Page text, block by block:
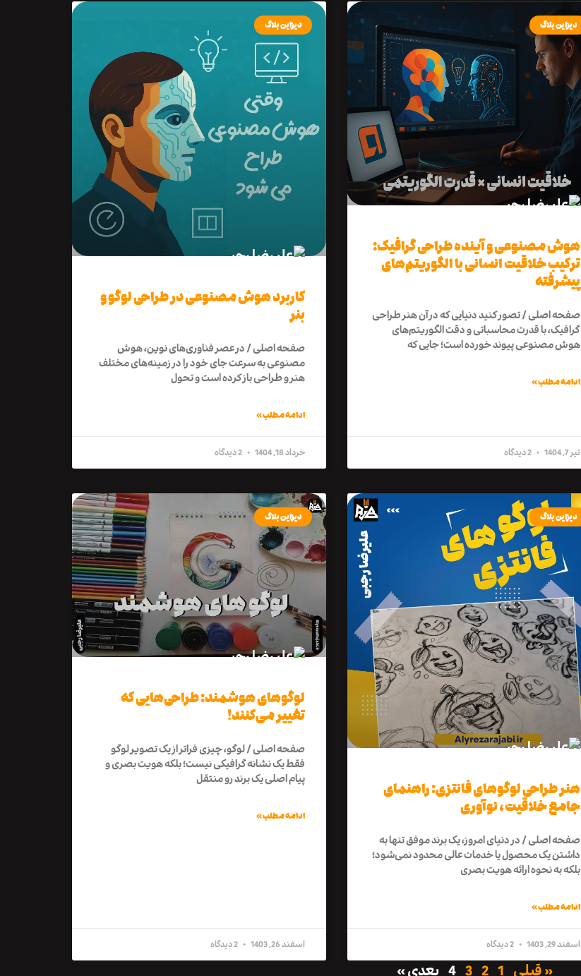
دیزاین بلاگ
هوش مصنوعی و آینده طراحی گرافیک:
ترکیب خلاقیت انسانی با الگوریتم‌های
پیشرفته
صفحه اصلی / تصور کنید دنیایی که در آن هنر طراحی
گرافیک، با قدرت محاسباتی و دقت الگوریتم‌های
هوش مصنوعی پیوند خورده است؛ جایی که
ادامه مطلب »
تیر 7, 1404
دیزاین بلاگ
کاربرد هوش مصنوعی در طراحی لوگو و
بنر
صفحه اصلی / در عصر فناوری‌های نوین، هوش
مصنوعی به سرعت جای خود را در زمینه‌های مختلف
هنر و طراحی باز کرده است و تحول
ادامه مطلب »
خرداد 18, 1404
دیزاین بلاگ
هنر طراحی لوگوهای فانتزی: راهنمای
جامع خلاقیت، نوآوری
صفحه اصلی / در دنیای امروز، یک برند موفق تنها به
داشتن یک محصول یا خدمات عالی محدود نمی‌شود؛
بلکه به نحوه ارائه هویت بصری
ادامه مطلب »
اسفند 29, 1403
دیزاین بلاگ
لوگوهای هوشمند: طراحی‌هایی که
تغییر می‌کنند!
صفحه اصلی / لوگو، چیزی فراتر از یک تصویر لوگو
فقط یک نشانه گرافیکی نیست؛ بلکه هویت بصری و
پیام اصلی یک برند رو منتقل
ادامه مطلب »
اسفند 26, 1403